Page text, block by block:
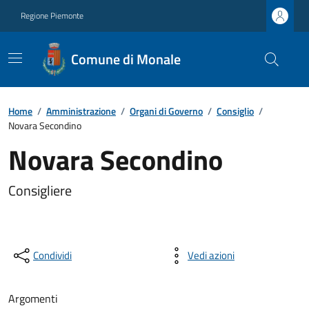
Regione Piemonte
Comune di Monale
Home / Amministrazione / Organi di Governo / Consiglio /
Novara Secondino
Novara Secondino
Consigliere
Condividi Vedi azioni
Argomenti